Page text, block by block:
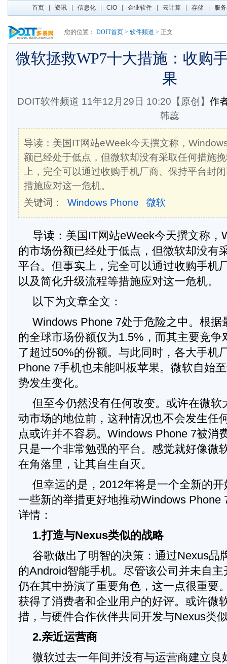
首页 资讯 信息化 CIO 企业软件 云计算 存储 服
您的位置： DOIT首页 > 软件频道 > 正文
微软拯救WP7十大措施：收购
果
DOIT软件频道 11年12月29日 10:20【原创】 作
韩蕊
导读：美国IT网站eWeek今天撰文称，
额已经处于低点，但微软却没有采取任何措施
上，完全可以通过收购手机厂商、保持平台封
措施应对这一危机。
关键词：
Windows Phone 微软
导读：美国IT网站eWeek今天撰文称，
的市场份额已经处于低点，但微软却没有
平台。但事实上，完全可以通过收购手机
以及简化升级流程等措施应对这一危机。
以下为文章全文：
Windows Phone 7处于危险之中。根据
的全球市场份额仅为1.5%，而其主要竞争
了超过50%的份额。与此同时，各大手机
Phone 7手机也未能叫板苹果。微软自始
势发生变化。
但至今仍然没有任何改变。或许在微软
动市场的地位前，这种情况也不会发生任
点或许并不容易。Windows Phone 7被消
只是一个非常勉强的平台。感觉就好像微
在角落里，让其自生自灭。
但幸运的是，2012年将是一个全新的
一些新的举措更好地推动Windows Phone
详情：
1.打造与Nexus类似的战略
谷歌做出了明智的决策：通过Nexus品
的Android智能手机。尽管该公司并未自
仍在其中扮演了重要角色，这一点很重要
获得了消费者和企业用户的好评。或许微
措，与硬件合作伙伴共同开发与Nexus类
2.亲近运营商
微软过去一年间并没有与运营商建立良